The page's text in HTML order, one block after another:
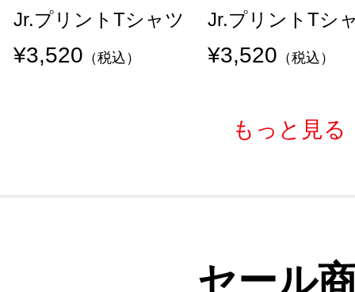
Jr.プリントTシャツ
¥3,520 （税込）
Jr.プリントTシ
¥3,520 （税込）
もっと見る
セール